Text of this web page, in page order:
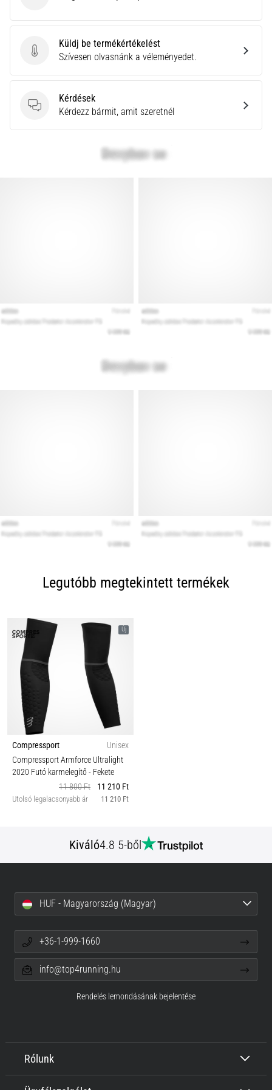
Küldj be termékértékelést
Küldj be termékértékelést
Szívesen olvasnánk a véleményedet.
Kérdések
Kérdések
Kérdezz bármit, amit szeretnél
Legutóbb megtekintett termékek
Új
Compressport
Unisex
Compressport Armforce Ultralight
2020 Futó karmelegítő- Fekete
11 800 Ft
11 210 Ft
Utolsó legalacsonyabb ár 11 210 Ft
Kiváló4.8 5-ből
Rólunk
HUF - Magyarország (Magyar)
+36-1-999-1660
info@top4running.hu
Rendelés lemondásának bejelentése